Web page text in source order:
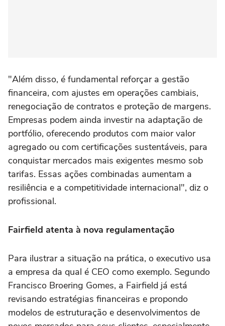
"Além disso, é fundamental reforçar a gestão
financeira, com ajustes em operações cambiais,
renegociação de contratos e proteção de margens.
Empresas podem ainda investir na adaptação de
portfólio, oferecendo produtos com maior valor
agregado ou com certificações sustentáveis, para
conquistar mercados mais exigentes mesmo sob
tarifas. Essas ações combinadas aumentam a
resiliência e a competitividade internacional", diz o
profissional.
Fairfield atenta à nova regulamentação
Para ilustrar a situação na prática, o executivo usa
a empresa da qual é CEO como exemplo. Segundo
Francisco Broering Gomes, a Fairfield já está
revisando estratégias financeiras e propondo
modelos de estruturação e desenvolvimentos de